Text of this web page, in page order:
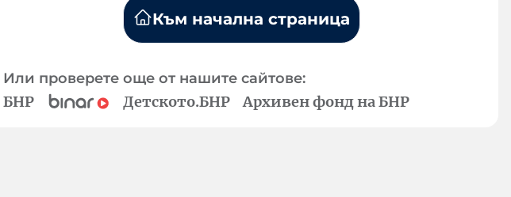
Към начална страница
Или проверете още от нашите сайтове:
БНР Детското.БНР Архивен фонд на БНР